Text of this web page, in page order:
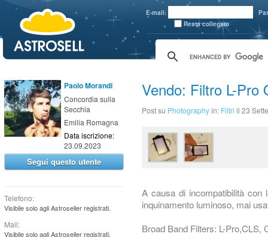
E-mail:
Resta collegato
Paolo Morandi
Concordia sulla
Secchia
Emilia Romagna
Data iscrizione:
23.09.2023
Segui questo utente
Telefono:
Visibile solo agli Astroseller registrati.
Mail:
Visibile solo agli Astroseller registrati.
Vendo: Filtro L-Pro
Post su Photographyin: Filtri il 23
A causa di incompatibilità con
inquinamento luminoso, mai
Broad Band Filters: L-Pro,CLS,